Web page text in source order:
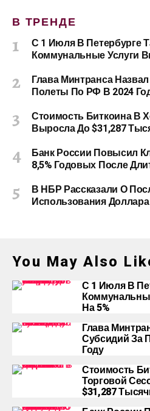
В ТРЕНДЕ
С 1 Июля В Петербурге
Коммунальные Услуги
Глава Минтранса
Полеты По РФ В 2024
Стоимость Биткоина В
Выросла До $31,287
Банк России Повысил
8,5% Годовых После
В НБР Рассказали О
Использования
You May Also
С 1 Июля В
На 5%
Глава
Субсидий За
Году
Стоимость
Торговой
$31,287